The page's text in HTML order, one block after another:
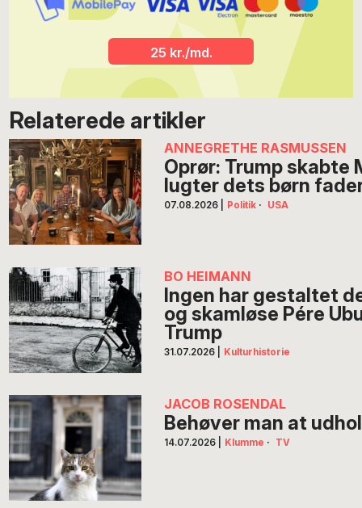
25 kr./md.
Relaterede artikler
ANNEGRETHE RASMUSSEN
Oprør: Trump skabte
lugter dets børn
07.08.2026 Politik · USA
BO HEIMANN
Ingen har gestaltet
og skamløse Pére
Trump
31.07.2026 Kulturhistorie
JACOB ROSENDAL
Behøver man at
14.07.2026 Klumme · TV